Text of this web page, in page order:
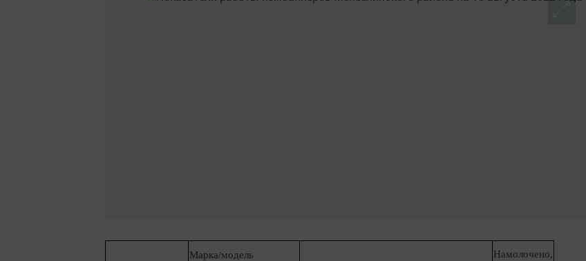
Марка/модель Намолочено,